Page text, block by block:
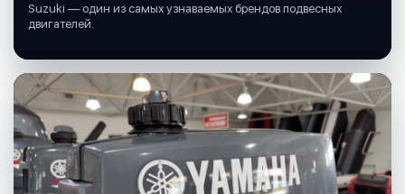
Suzuki — один из самых узнаваемых брендов подвесных
двигателей.